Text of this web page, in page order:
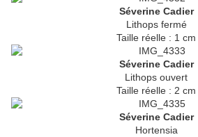
Séverine Cadier
Lithops fermé
Taille réelle : 1 cm
Séverine Cadier
Lithops ouvert
Taille réelle : 2 cm
Séverine Cadier
Hortensia